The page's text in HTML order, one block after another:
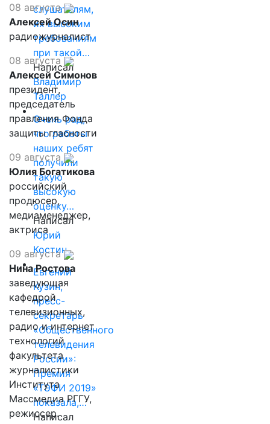
слушателям,
их высоким
требованиям
при такой…
Написал
Владимир
Таллер
Очень рад,
что работы
наших ребят
получили
такую
высокую
оценку…
Написал
Юрий
Костин
Евгений
Кузин,
пресс-
секретарь
«Общественного
телевидения
России»:
Премия
«ТЭФИ 2019»
показала,…
Написал
08 августа
Алексей Осин
радиожурналист
08 августа
Алексей Симонов
президент,
председатель
правления Фонда
защиты гласности
09 августа
Юлия Богатикова
российский
продюсер,
медиаменеджер,
актриса
09 августа
Нина Ростова
заведующая
кафедрой
телевизионных,
радио и интернет
технологий
факультета
журналистики
Института
Массмедиа РГГУ,
режиссер.